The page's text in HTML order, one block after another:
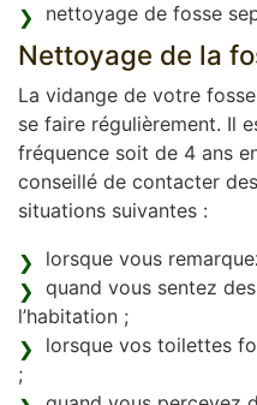
nettoyage de fosse
Nettoyage de la
La vidange de votre
se faire régulièrement. Il
fréquence soit de 4 ans
conseillé de contacter
situations suivantes :
lorsque vous
quand vous sentez
l’habitation ;
lorsque vos toilettes
;